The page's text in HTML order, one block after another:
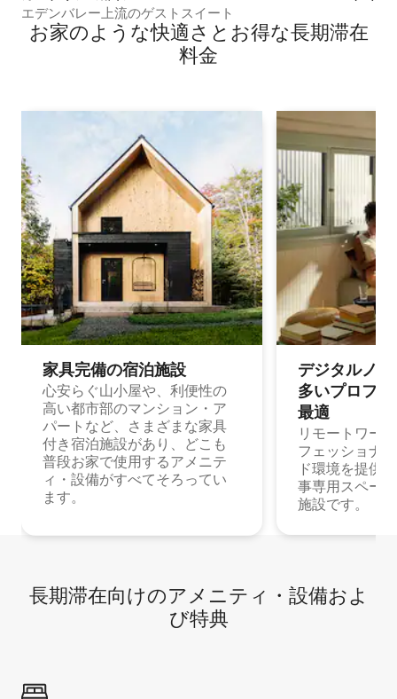
エデンバレー上流のゲストスイート
お家のような快⁠適⁠さ⁠とお⁠得⁠な長⁠期⁠滞⁠在
料⁠金
家具完備の宿⁠泊⁠施⁠設
心安らぐ山小屋や、利便性の
高い都市部のマンション・ア
パートなど、さまざまな家具
付き宿泊施設があり、どこも
普段お家で使用するアメニテ
ィ・設備がすべてそろってい
ます。
デジタルノ
多⁠いプ⁠ロ⁠フ⁠
最⁠適
リモートワー
フェッショナ
ド環境を提供
事専用スペー
施設です。
長期滞在向け⁠のア⁠メ⁠ニ⁠テ⁠ィ⁠・設⁠備⁠およ
び特⁠典